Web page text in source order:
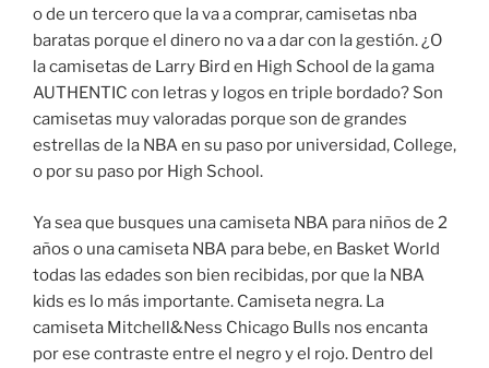
o de un tercero que la va a comprar, camisetas nba
baratas porque el dinero no va a dar con la gestión. ¿O
la camisetas de Larry Bird en High School de la gama
AUTHENTIC con letras y logos en triple bordado? Son
camisetas muy valoradas porque son de grandes
estrellas de la NBA en su paso por universidad, College,
o por su paso por High School.
Ya sea que busques una camiseta NBA para niños de 2
años o una camiseta NBA para bebe, en Basket World
todas las edades son bien recibidas, por que la NBA
kids es lo más importante. Camiseta negra. La
camiseta Mitchell&Ness Chicago Bulls nos encanta
por ese contraste entre el negro y el rojo. Dentro del